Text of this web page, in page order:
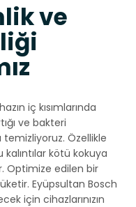
ve
iç kısımlarında
ve bakteri
temizliyoruz. Özellikle
kalıntılar kötü kokuya
Optimize edilen bir
Eyüpsultan Bosch
için cihazlarınızın